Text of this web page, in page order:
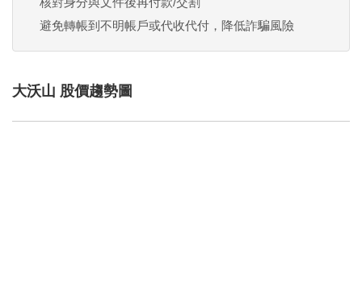
避免轉帳到不明帳戶或代收代付，降低詐騙風險
大沃山 股價趨勢圖